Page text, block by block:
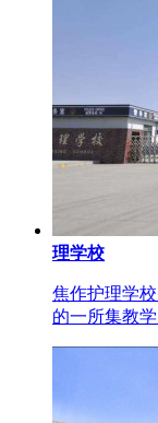
理学校
焦作护理学
的一所集教学